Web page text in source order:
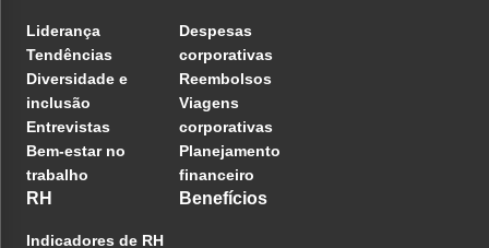
Liderança
Tendências
Diversidade e
inclusão
Entrevistas
Bem-estar no
trabalho
Despesas
corporativas
Reembolsos
Viagens
corporativas
Planejamento
financeiro
RH
Indicadores de RH
Benefícios